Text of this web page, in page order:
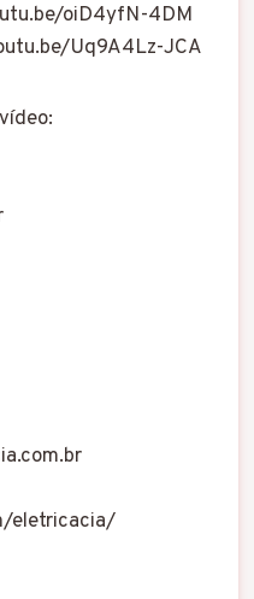
oiD4yfN-4DM
Uq9A4Lz-JCA
eletricacia/